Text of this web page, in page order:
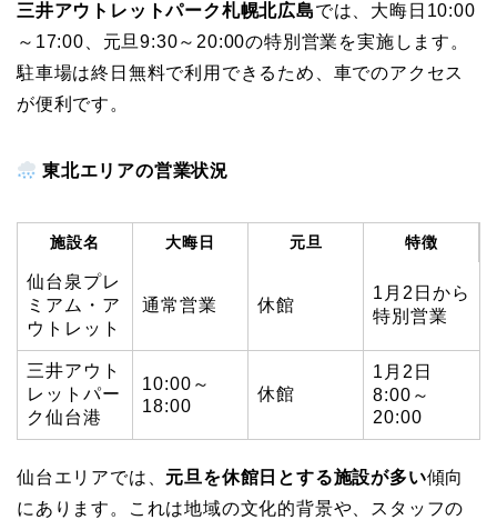
三井アウトレットパーク札幌北広島では、大晦日10:00
～17:00、元旦9:30～20:00の特別営業を実施します。
駐車場は終日無料で利用できるため、車でのアクセス
が便利です。
東北エリアの営業状況
施設名 大晦日 元旦 特徴
仙台泉プレ
ミアム・ア
ウトレット
通常営業 休館
1月2日から
特別営業
三井アウト
レットパー
ク仙台港
10:00～
18:00
休館
1月2日
8:00～
20:00
仙台エリアでは、 元旦を休館日とする施設が多い傾向
にあります。これは地域の文化的背景や、スタッフの